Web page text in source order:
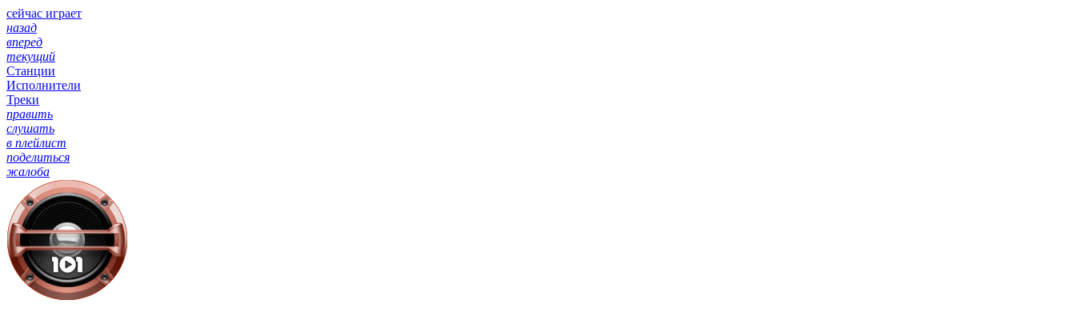
сейчас играет
назад
вперед
текущий
Станции
Исполнители
Треки
править
слушать
в плейлист
поделиться
жалоба